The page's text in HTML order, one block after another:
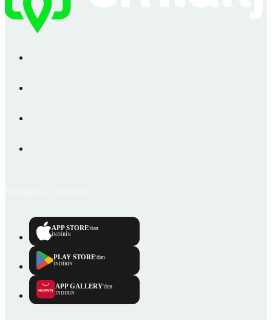
APP STORE'dan
İNDİRİN
PLAY STORE'dan
İNDİRİN
APP GALLERY'den
İNDİRİN